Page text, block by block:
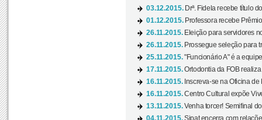
03.12.2015. Drª. Fidela recebe título
01.12.2015. Professora recebe
26.11.2015. Eleição para servidores
26.11.2015. Prossegue seleção para
25.11.2015."Funcionário A" é a
17.11.2015.Ortodontia da FOB
16.11.2015. Inscreva-se na Oficina
16.11.2015.Centro Cultural expõe
13.11.2015.Venha torcer! Semifinal
04.11.2015.Sipat encerra com